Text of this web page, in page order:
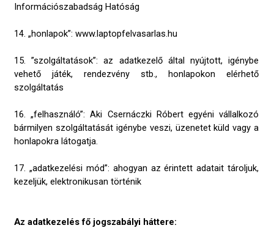
Információszabadság Hatóság
14. „honlapok”: www.laptopfelvasarlas.hu
15. ”szolgáltatások”: az adatkezelő által nyújtott, igénybe
vehető játék, rendezvény stb., honlapokon elérhető
szolgáltatás
16. „felhasználó”: Aki Csernáczki Róbert egyéni vállalkozó
bármilyen szolgáltatását igénybe veszi, üzenetet küld vagy a
honlapokra látogatja.
17. „adatkezelési mód”: ahogyan az érintett adatait tároljuk,
kezeljük, elektronikusan történik
Az adatkezelés fő jogszabályi háttere: